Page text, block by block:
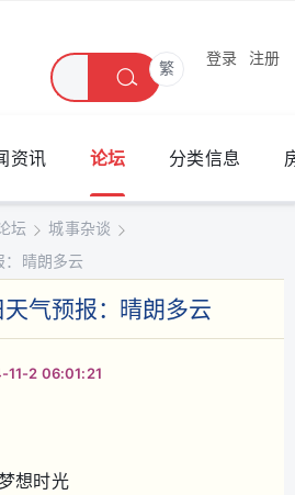
繁
登录 注册
资讯 论坛 分类信息
坛 城事杂谈
›
：晴朗多云
气预报：晴朗多云
11-2 06:01:21
想时光